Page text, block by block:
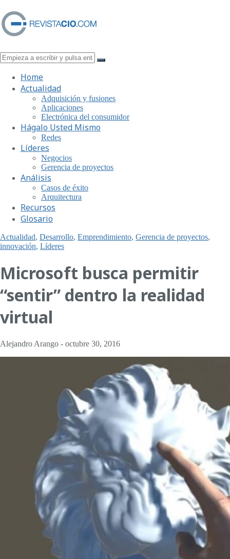
Home
Actualidad
Adquisición y fusiones
Aplicaciones
Electrónica del consumidor
Hágalo Usted Mismo
Redes
Líderes
Negocios
Gerencia de proyectos
Análisis
Casos de éxito
Arquitectura
Recursos
Glosario
Actualidad, Desarrollo, Emprendimiento, Gerencia de proyectos,
innovación, Líderes
Microsoft busca permitir
“sentir” dentro la realidad
virtual
Alejandro Arango - octubre 30, 2016